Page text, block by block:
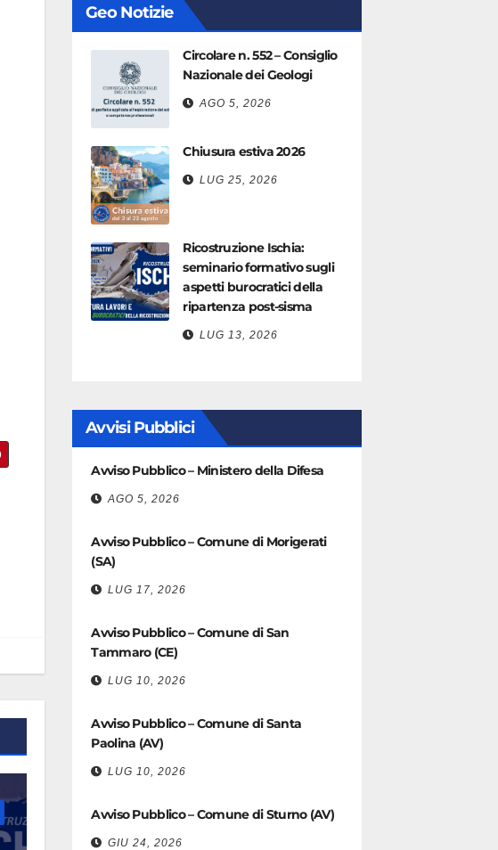
Geo Notizie
Circolare n. 552 – Consiglio
Nazionale dei Geologi
AGO 5, 2026
Chiusura estiva 2026
LUG 25, 2026
Ricostruzione Ischia:
seminario formativo sugli
aspetti burocratici della
ripartenza post-sisma
LUG 13, 2026
Avvisi Pubblici
Avviso Pubblico – Ministero della Difesa
AGO 5, 2026
Avviso Pubblico – Comune di Morigerati
(SA)
LUG 17, 2026
Avviso Pubblico – Comune di San
Tammaro (CE)
LUG 10, 2026
Avviso Pubblico – Comune di Santa
Paolina (AV)
LUG 10, 2026
Avviso Pubblico – Comune di Sturno (AV)
GIU 24, 2026